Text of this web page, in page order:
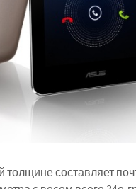
толщине составляет